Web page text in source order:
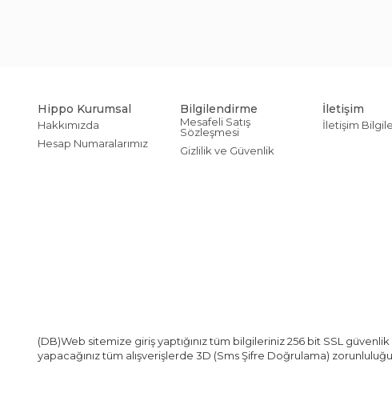
Hippo Kurumsal
Hakkımızda
Hesap Numaralarımız
Bilgilendirme
Mesafeli Satış
Sözleşmesi
Gizlilik ve Güvenlik
İletişim
İletişim
(DB)Web sitemize giriş yaptığınız tüm bilgileriniz 256 bit SSL
yapacağınız tüm alışverişlerde 3D (Sms Şifre Doğrulama)